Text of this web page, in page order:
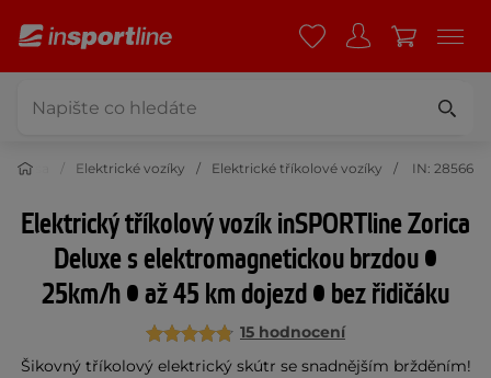
krása Elektrické vozíky Elektrické tříkolové vozíky IN: 28566
Elektrický tříkolový vozík inSPORTline Zorica
Deluxe s elektromagnetickou brzdou •
25km/h • až 45 km dojezd • bez řidičáku
15 hodnocení
Šikovný tříkolový elektrický skútr se snadnějším bržděním!